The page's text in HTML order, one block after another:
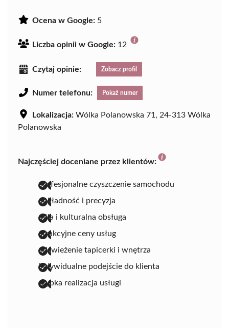
Ocena w Google: 5
Liczba opinii w Google: 12
Czytaj opinie: Zobacz profil
Numer telefonu: Pokaż numer
Lokalizacja: Wólka Polanowska 71, 24-313 Wólka
Polanowska
Najczęściej doceniane przez klientów:
profesjonalne czyszczenie samochodu
dokładność i precyzja
miła i kulturalna obsługa
atrakcyjne ceny usług
odświeżenie tapicerki i wnętrza
indywidualne podejście do klienta
szybka realizacja usługi